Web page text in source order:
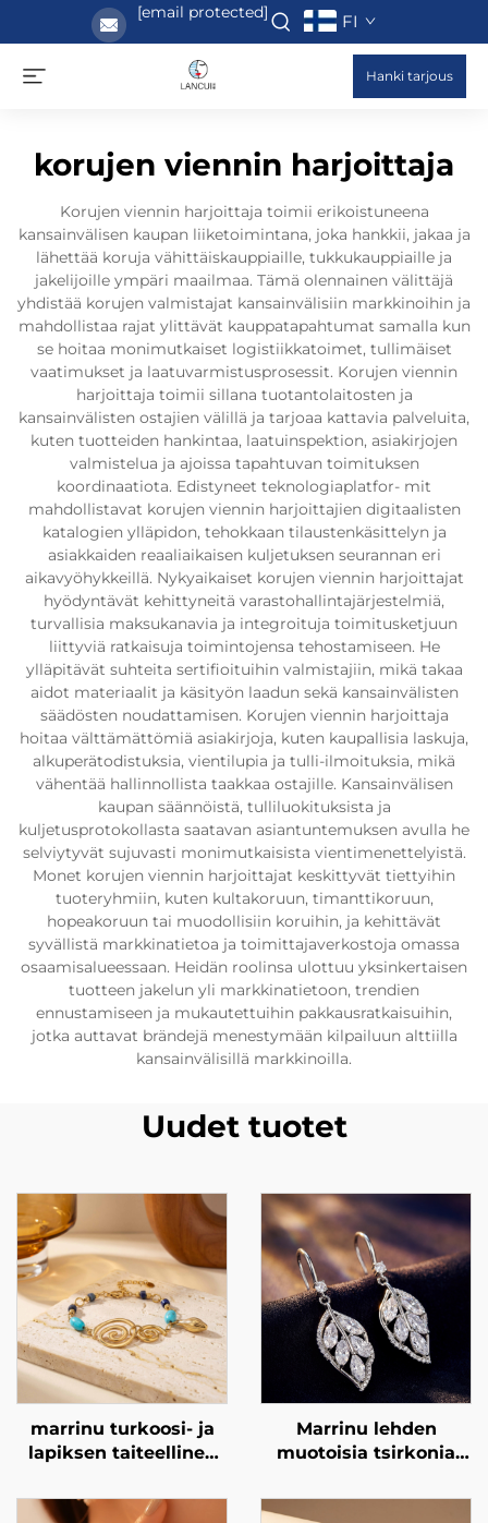
[email protected] FI
Hanki tarjous
korujen viennin harjoittaja
Korujen viennin harjoittaja toimii erikoistuneena
kansainvälisen kaupan liiketoimintana, joka hankkii, jakaa ja
lähettää koruja vähittäiskauppiaille, tukkukauppiaille ja
jakelijoille ympäri maailmaa. Tämä olennainen välittäjä
yhdistää korujen valmistajat kansainvälisiin markkinoihin ja
mahdollistaa rajat ylittävät kauppatapahtumat samalla kun
se hoitaa monimutkaiset logistiikkatoimet, tullimäiset
vaatimukset ja laatuvarmistusprosessit. Korujen viennin
harjoittaja toimii sillana tuotantolaitosten ja
kansainvälisten ostajien välillä ja tarjoaa kattavia palveluita,
kuten tuotteiden hankintaa, laatuinspektion, asiakirjojen
valmistelua ja ajoissa tapahtuvan toimituksen
koordinaatiota. Edistyneet teknologiaplatfor- mit
mahdollistavat korujen viennin harjoittajien digitaalisten
katalogien ylläpidon, tehokkaan tilaustenkäsittelyn ja
asiakkaiden reaaliaikaisen kuljetuksen seurannan eri
aikavyöhykkeillä. Nykyaikaiset korujen viennin harjoittajat
hyödyntävät kehittyneitä varastohallintajärjestelmiä,
turvallisia maksukanavia ja integroituja toimitusketjuun
liittyviä ratkaisuja toimintojensa tehostamiseen. He
ylläpitävät suhteita sertifioituihin valmistajiin, mikä takaa
aidot materiaalit ja käsityön laadun sekä kansainvälisten
säädösten noudattamisen. Korujen viennin harjoittaja
hoitaa välttämättömiä asiakirjoja, kuten kaupallisia laskuja,
alkuperätodistuksia, vientilupia ja tulli-ilmoituksia, mikä
vähentää hallinnollista taakkaa ostajille. Kansainvälisen
kaupan säännöistä, tulliluokituksista ja
kuljetusprotokollasta saatavan asiantuntemuksen avulla he
selviytyvät sujuvasti monimutkaisista vientimenettelyistä.
Monet korujen viennin harjoittajat keskittyvät tiettyihin
tuoteryhmiin, kuten kultakoruun, timanttikoruun,
hopeakoruun tai muodollisiin koruihin, ja kehittävät
syvällistä markkinatietoa ja toimittajaverkostoja omassa
osaamisalueessaan. Heidän roolinsa ulottuu yksinkertaisen
tuotteen jakelun yli markkinatietoon, trendien
ennustamiseen ja mukautettuihin pakkausratkaisuihin,
jotka auttavat brändejä menestymään kilpailuun alttiilla
kansainvälisillä markkinoilla.
Uudet tuotet
marrinu turkoosi- ja
lapiksen taiteellinen
ruostumatonta
Marrinu lehden
muotoisia tsirkonia
riippukorvakoruja